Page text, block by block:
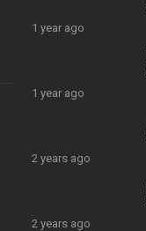
1 year ago
1 year ago
2 years ago
2 years ago